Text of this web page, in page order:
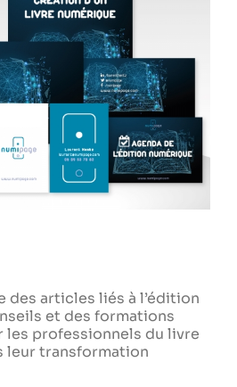
des articles liés à l’édition
et des formations
les professionnels du livre
leur transformation